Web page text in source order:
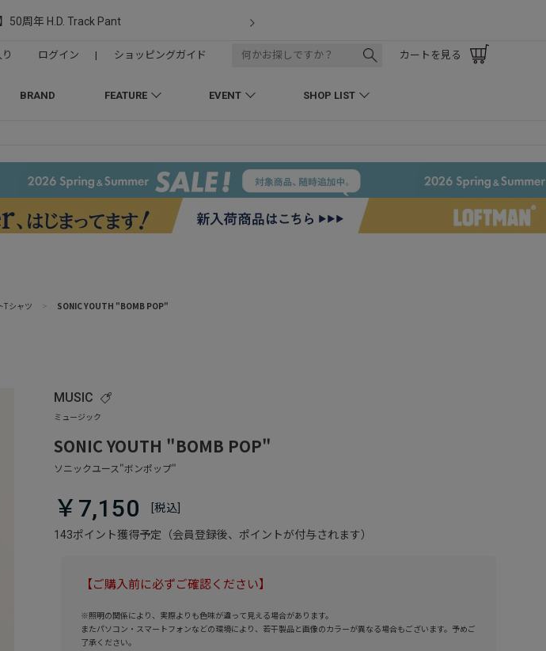
50周年 H.D. Track Pant
BRAND FEATURE EVENT SHOP LIST
ログイン | ショッピングガイド カートを見る
Tシャツ > SONIC YOUTH "BOMB POP"
MUSIC
SONIC YOUTH "BOMB POP"
143ポイント獲得予定（会員登録後、ポイントが付与されます）
￥7,150
【ご購入前に必ずご確認ください】
※照明の関係により、実際よりも色味が違って見える場合があります。
またパソコン・スマートフォンなどの環境により、若干製品と画像のカラーが異なる場合もございます。予めご
了承ください。